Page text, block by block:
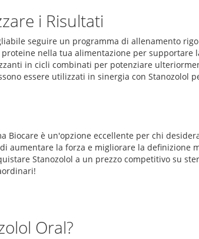
i Risultati
seguire un programma di allenamento
nella tua alimentazione per supportare
in cicli combinati per potenziare
essere utilizzati in sinergia con Stanozolol
Biocare è un'opzione eccellente per chi
aumentare la forza e migliorare la definizione
Stanozolol a un prezzo competitivo su
Oral?